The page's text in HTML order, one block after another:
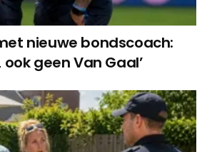
nieuwe bondscoach:
ook geen Van Gaal’